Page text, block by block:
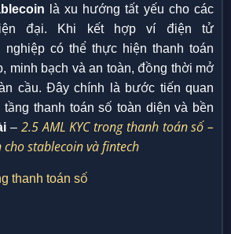
là xu hướng tất yếu cho các
đại. Khi kết hợp ví điện tử
nghiệp có thể thực hiện thanh toán
minh bạch và an toàn, đồng thời mở
cầu. Đây chính là bước tiến quan
thanh toán số toàn diện và bền
– 2.5 AML KYC trong thanh toán số –
stablecoin và fintech